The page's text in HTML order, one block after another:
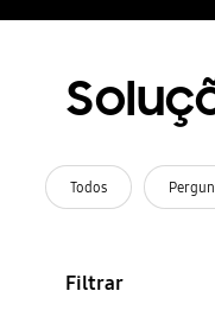
Todos
Filtrar